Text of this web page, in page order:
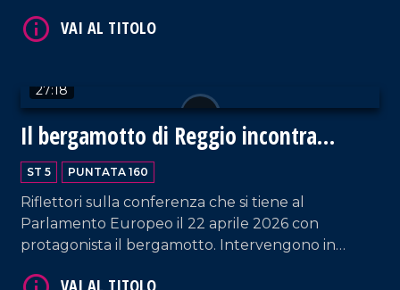
rappresentante del sindacato balneari e
Giancarlo Formica, referente di Federalberghi per
la provincia di Cosenza. Spazio anche agli
aggiornamenti sulle condizioni della piccola Maria
Luce. Approfondimento in esterna a cura di Nico
De Luca.
27:18
Il bergamotto di Reggio incontra
l'Europa
ST 5 PUNTATA 160
Riflettori sulla conferenza che si tiene al
Parlamento Europeo il 22 aprile 2026 con
protagonista il bergamotto. Intervengono in
VAI AL TITOLO
VAI AL TITOLO